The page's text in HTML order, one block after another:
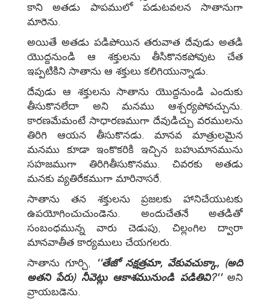
కాని అతడు పాపములో పడుటవలన సాతానుగా
మారెను.
అయితే అతడు పడిపోయిన తరువాత దేవుడు అతడి
యొద్దనుండి ఆ శక్తులను తీసికొనకపోవుట చేత
ఇప్పటికిని సాతాను ఆ శక్తులు కలిగియున్నాడు.
దేవుడు ఆ శక్తులను సాతాను యొద్దనుండి ఎందుకు
తీసుకొనలేదా అని మనము ఆశ్చర్యపోవచ్చును.
కారణమేమంటే సాధారణముగా దేవుడిచ్చు వరములను
తిరిగి ఆయన తీసుకొనడు. మానవ మాత్రులమైన
మనము కూడా ఇంకొకరికి ఇచ్చిన బహుమానమును
సహజముగా తిరిగితీసుకొనము. చివరకు అతడు
మనకు వ్యతిరేకముగా మారినాసరే.
సాతాను తన శక్తులను ప్రజలకు హానిచేయుటకు
ఉపయోగించుచుండెను. అందుచేతనే అతడితో
సంబంధమున్న వారు చెడుపు, చిల్లంగిల ద్వారా
మానవాతీత కార్యములు చేయగలరు.
సాతాను గూర్చి,
''తేజో నక్షత్రమా, వేకువచుక్కా, (అది
అతని పేరు)నీవెట్లు ఆకాశమునుండి పడితివి?''అని
వ్రాయబడెను.